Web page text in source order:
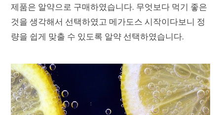
제품은 알약으로 구매하였습니다. 무엇보다 먹기 좋은
것을 생각해서 선택하였고 메가도스 시작이다보니 정
량을 쉽게 맞출 수 있도록 알약 선택하였습니다.